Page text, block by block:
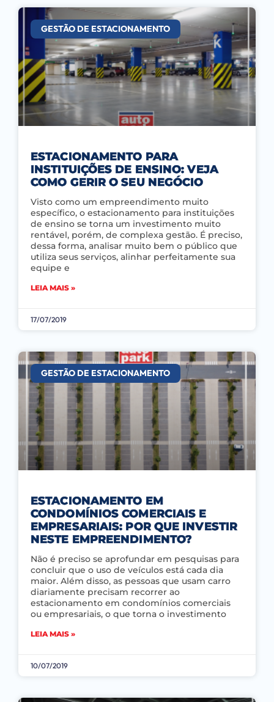
GESTÃO DE ESTACIONAMENTO
ESTACIONAMENTO PARA
INSTITUIÇÕES DE ENSINO: VEJA
COMO GERIR O SEU NEGÓCIO
Visto como um empreendimento muito
específico, o estacionamento para instituições
de ensino se torna um investimento muito
rentável, porém, de complexa gestão. É preciso,
dessa forma, analisar muito bem o público que
utiliza seus serviços, alinhar perfeitamente sua
equipe e
LEIA MAIS »
17/07/2019
GESTÃO DE ESTACIONAMENTO
ESTACIONAMENTO EM
CONDOMÍNIOS COMERCIAIS E
EMPRESARIAIS: POR QUE INVESTIR
NESTE EMPREENDIMENTO?
Não é preciso se aprofundar em pesquisas para
concluir que o uso de veículos está cada dia
maior. Além disso, as pessoas que usam carro
diariamente precisam recorrer ao
estacionamento em condomínios comerciais
ou empresariais, o que torna o investimento
LEIA MAIS »
10/07/2019